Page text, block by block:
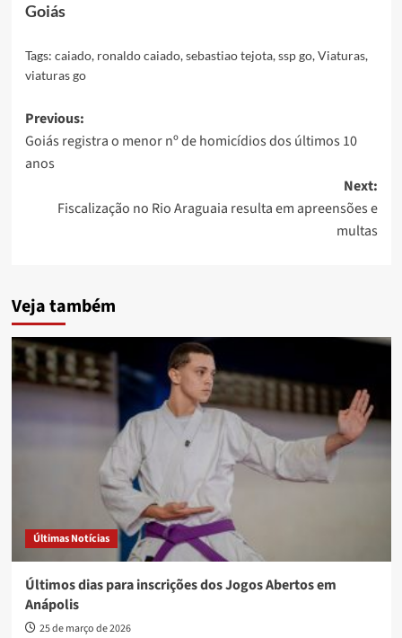
Goiás
Tags: caiado, ronaldo caiado,sebastiao tejota,ssp go,Viaturas,
viaturas go
Post
navigation
Previous:
Goiás registra o menor nº de homicídios dos últimos 10
anos
Next:
Fiscalização no Rio Araguaia resulta em apreensões e
multas
Veja também
Últimas Notícias
Últimos dias para inscrições dos Jogos Abertos em
Anápolis
25 de março de 2026